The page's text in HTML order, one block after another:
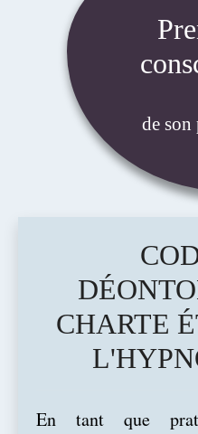
de son
CHARTE
En tant que